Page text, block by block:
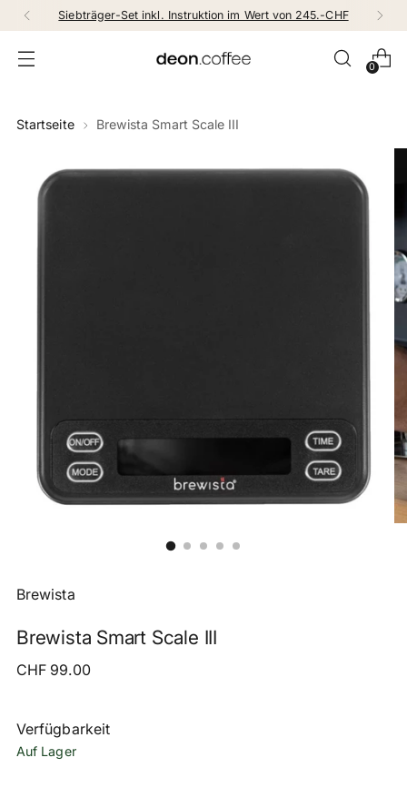
Siebträger-Set inkl. Instruktion im Wert von 245.-CHF
0
Startseite Brewista Smart Scale III
Brewista
Brewista Smart Scale III
Regulärer
CHF 99.00
Verfügbarkeit
Auf Lager